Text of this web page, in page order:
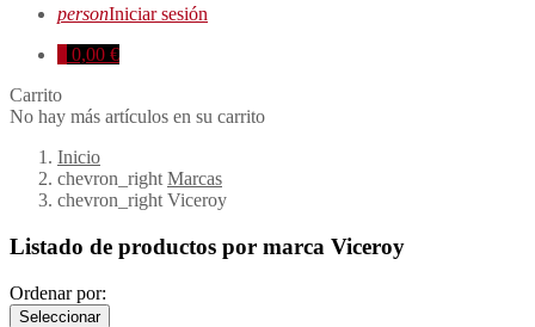
personIniciar sesión
0,00 €
Carrito
No hay más artículos en su carrito
Inicio
chevron_right Marcas
chevron_right Viceroy
Listado de productos por marca Viceroy
Ordenar por:
Seleccionar